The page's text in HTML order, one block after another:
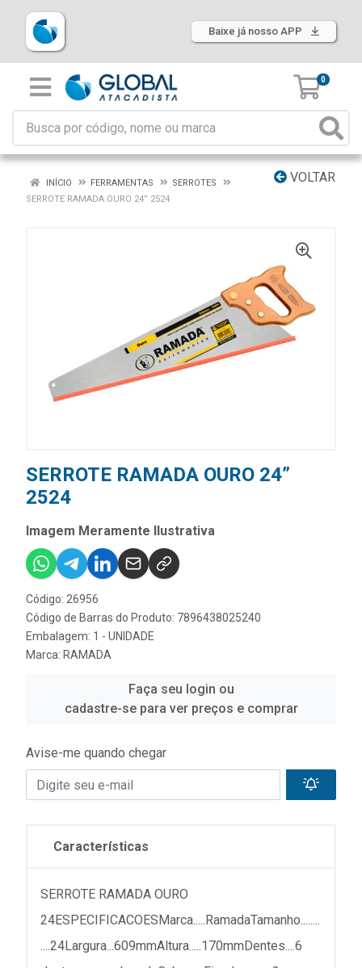
Baixe já nosso APP
0
VOLTAR
INÍCIO FERRAMENTAS
SERROTES
SERROTE RAMADA OURO 24” 2524
SERROTE RAMADA OURO 24”
2524
Imagem Meramente Ilustrativa
Código: 26956
Código de Barras do Produto: 7896438025240
Embalagem: 1 - UNIDADE
Marca: RAMADA
Faça seu login ou
cadastre-se para ver preços e comprar
Avise-me quando chegar
Características
SERROTE RAMADA OURO
24ESPECIFICACOESMarca.....RamadaTamanho........
....24Largura...609mmAltura.....170mmDentes....6